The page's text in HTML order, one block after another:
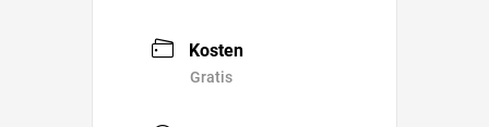
Kosten
Gratis